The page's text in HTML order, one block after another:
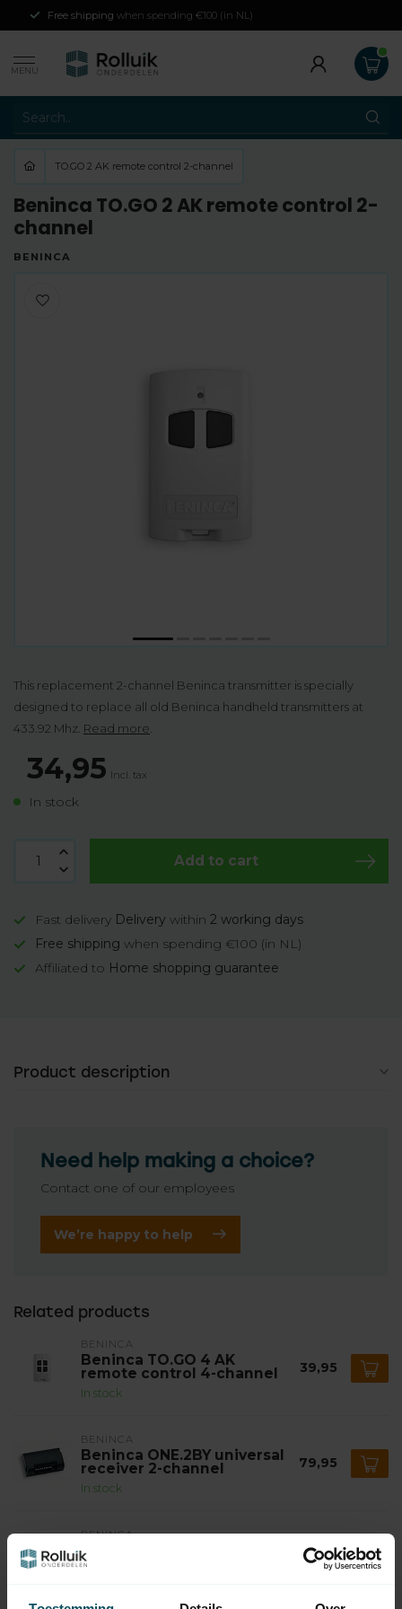
Free shipping when spending €100 (in NL)
MENU
TO.GO 2 AK remote control 2-channel
Beninca TO.GO 2 AK remote control 2-
channel
BENINCA
This replacement 2-channel Beninca transmitter is specially
designed to replace all old Beninca handheld transmitters at
433.92 Mhz. Read more
34,95 Incl. tax
In stock
Add to cart
Fast delivery Delivery within 2 working days
Free shipping when spending €100 (in NL)
Affiliated to Home shopping guarantee
Product description
Need help making a choice?
Contact one of our employees
We’re happy to help
Related products
BENINCA
Beninca TO.GO 4 AK
remote control 4-channel
In stock
39,95
BENINCA
Beninca ONE.2BY universal
receiver 2-channel
In stock
79,95
BENINCA
Beninca ONE.2WO
universal receiver 2- 89,95